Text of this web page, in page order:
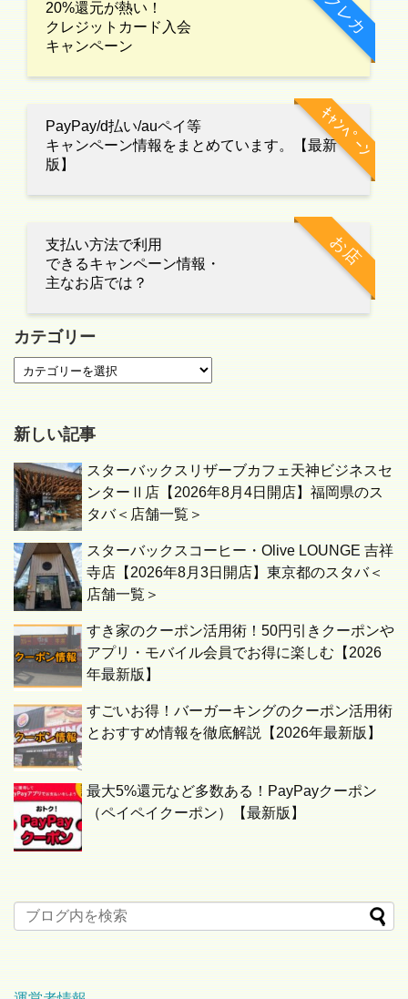
クレカ
20%還元が熱い！
クレジットカード入会
キャンペーン
ｷｬﾝﾍﾟｰﾝ
PayPay/d払い/auペイ等
キャンペーン情報をまとめています。【最新
版】
お店
支払い方法で利用
できるキャンペーン情報・
主なお店では？
カテゴリー
新しい記事
スターバックスリザーブカフェ天神ビジネスセ
ンターⅡ店【2026年8月4日開店】福岡県のス
タバ＜店舗一覧＞
スターバックスコーヒー・Olive LOUNGE 吉祥
寺店【2026年8月3日開店】東京都のスタバ＜
店舗一覧＞
すき家のクーポン活用術！50円引きクーポンや
アプリ・モバイル会員でお得に楽しむ【2026
年最新版】
すごいお得！バーガーキングのクーポン活用術
とおすすめ情報を徹底解説【2026年最新版】
最大5%還元など多数ある！PayPayクーポン
（ペイペイクーポン）【最新版】